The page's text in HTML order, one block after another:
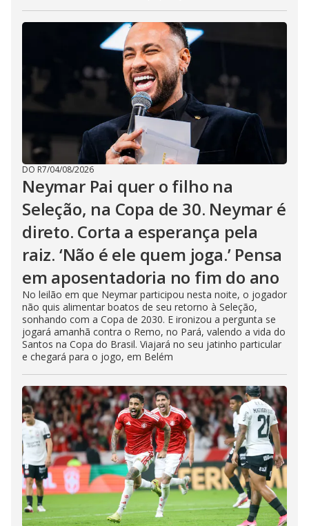
DO R7/04/08/2026
Neymar Pai quer o filho na
Seleção, na Copa de 30. Neymar é
direto. Corta a esperança pela
raiz. ‘Não é ele quem joga.’ Pensa
em aposentadoria no fim do ano
No leilão em que Neymar participou nesta noite, o jogador
não quis alimentar boatos de seu retorno à Seleção,
sonhando com a Copa de 2030. E ironizou a pergunta se
jogará amanhã contra o Remo, no Pará, valendo a vida do
Santos na Copa do Brasil. Viajará no seu jatinho particular
e chegará para o jogo, em Belém